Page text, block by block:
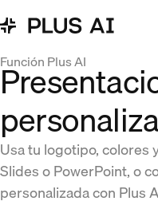
Función Plus AI
Usa tu logotipo, colores
Slides o PowerPoint, o
personalizada con Plus